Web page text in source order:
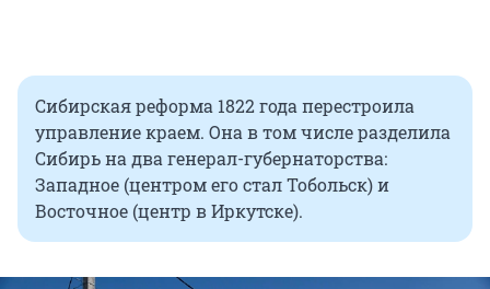
Сибирская реформа 1822 года перестроила
управление краем. Она в том числе разделила
Сибирь на два генерал-губернаторства:
Западное (центром его стал Тобольск) и
Восточное (центр в Иркутске).